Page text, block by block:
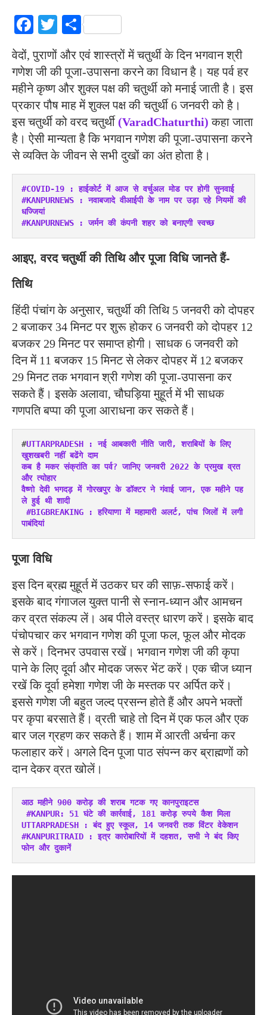
Facebook
Twitter
Share
वेदों, पुराणों और एवं शास्त्रों में चतुर्थी के दिन भगवान श्री
गणेश जी की पूजा-उपासना करने का विधान है। यह पर्व हर
महीने कृष्ण और शुक्ल पक्ष की चतुर्थी को मनाई जाती है। इस
प्रकार पौष माह में शुक्ल पक्ष की चतुर्थी 6 जनवरी को है।
इस चतुर्थी को वरद चतुर्थी (VaradChaturthi) कहा जाता
है। ऐसी मान्यता है कि भगवान गणेश की पूजा-उपासना करने
से व्यक्ति के जीवन से सभी दुखों का अंत होता है।
#COVID-19 : हाईकोर्ट में आज से वर्चुअल मोड पर होगी सुनवाई
#KANPURNEWS : नवाबजादे वीआईपी के नाम पर उड़ा रहे नियमों की
धज्जियां
#KANPURNEWS : जर्मन की कंपनी शहर को बनाएगी स्वच्छ
आइए, वरद चतुर्थी की तिथि और पूजा विधि जानते हैं-
तिथि
हिंदी पंचांग के अनुसार, चतुर्थी की तिथि 5 जनवरी को दोपहर
2 बजाकर 34 मिनट पर शुरू होकर 6 जनवरी को दोपहर 12
बजकर 29 मिनट पर समाप्त होगी। साधक 6 जनवरी को
दिन में 11 बजकर 15 मिनट से लेकर दोपहर में 12 बजकर
29 मिनट तक भगवान श्री गणेश की पूजा-उपासना कर
सकते हैं। इसके अलावा, चौघड़िया मुहूर्त में भी साधक
गणपति बप्पा की पूजा आराधना कर सकते हैं।
#UTTARPRADESH : नई आबकारी नीति जारी, शराबियों के लिए
खुशखबरी नहीं बढेंगे दाम
कब है मकर संक्रांति का पर्व? जानिए जनवरी 2022 के प्रमुख व्रत
और त्योहार
वैष्णो देवी भगदड़ में गोरखपुर के डॉक्टर ने गंवाई जान, एक महीने पह
ले हुई थी शादी
#BIGBREAKING : हरियाणा में महामारी अलर्ट, पांच जिलों में लगी
पाबंदियां
पूजा विधि
इस दिन ब्रह्म मुहूर्त में उठकर घर की साफ़-सफाई करें।
इसके बाद गंगाजल युक्त पानी से स्नान-ध्यान और आमचन
कर व्रत संकल्प लें। अब पीले वस्त्र धारण करें। इसके बाद
पंचोपचार कर भगवान गणेश की पूजा फल, फूल और मोदक
से करें। दिनभर उपवास रखें। भगवान गणेश जी की कृपा
पाने के लिए दूर्वा और मोदक जरूर भेंट करें। एक चीज ध्यान
रखें कि दूर्वा हमेशा गणेश जी के मस्तक पर अर्पित करें।
इससे गणेश जी बहुत जल्द प्रसन्न होते हैं और अपने भक्तों
पर कृपा बरसाते हैं। व्रती चाहे तो दिन में एक फल और एक
बार जल ग्रहण कर सकते हैं। शाम में आरती अर्चना कर
फलाहार करें। अगले दिन पूजा पाठ संपन्न कर ब्राह्मणों को
दान देकर व्रत खोलें।
आठ महीने 900 करोड़ की शराब गटक गए कानपुराइटस
#KANPUR: 51 घंटे की कार्रवाई, 181 करोड़ रुपये कैश मिला
UTTARPRADESH : बंद हुए स्कूल, 14 जनवरी तक विंटर वेकेशन
#KANPURITRAID : इत्र कारोबारियों में दहशत, सभी ने बंद किए
फोन और दुकानें